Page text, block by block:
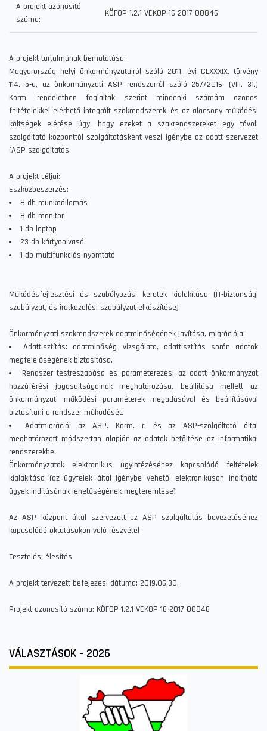
A projekt azonosító
száma:
KÖFOP-1.2.1-VEKOP-16-2017-00846
A projekt tartalmának bemutatása:
Magyarország helyi önkormányzatairól szóló 2011. évi CLXXXIX. törvény
114. §-a, az önkormányzati ASP rendszerről szóló 257/2016. (VIII. 31.)
Korm. rendeletben foglaltak szerint mindenki számára azonos
feltételekkel elérhető integrált szakrendszerek, és az alacsony működési
költségek elérése úgy, hogy ezeket a szakrendszereket egy távoli
szolgáltató központtól szolgáltatásként veszi igénybe az adott szervezet
(ASP szolgáltatás.
A projekt céljai:
Eszközbeszerzés:
8 db munkaállomás
8 db monitor
1 db laptop
23 db kártyaolvasó
1 db multifunkciós nyomtató
Működésfejlesztési és szabályozási keretek kialakítása (IT-biztonsági
szabályzat, és iratkezelési szabályzat elkészítése)
Önkormányzati szakrendszerek adatminőségének javítása, migrációja:
Adattisztítás: adatminőség vizsgálata, adattisztítás során adatok
megfelelőségének biztosítása.
Rendszer testreszabása és paraméterezés: az adott önkormányzat
hozzáférési jogosultságainak meghatározása, beállítása mellett az
önkormányzati működési paraméterek megadásával és beállításával
biztosítani a rendszer működését.
Adatmigráció: az ASP. Korm. r. és az ASP-szolgáltató által
meghatározott módszertan alapján az adatok betöltése az informatikai
rendszerekbe.
Önkormányzatok elektronikus ügyintézéséhez kapcsolódó feltételek
kialakítása (az ügyfelek által igénybe vehető, elektronikusan indítható
ügyek indításának lehetőségének megteremtése)
Az ASP központ által szervezett az ASP szolgáltatás bevezetéséhez
kapcsolódó oktatásokon való részvétel
Tesztelés, élesítés
A projekt tervezett befejezési dátuma: 2019.06.30.
Projekt azonosító száma: KÖFOP-1.2.1-VEKOP-16-2017-00846
VÁLASZTÁSOK - 2026